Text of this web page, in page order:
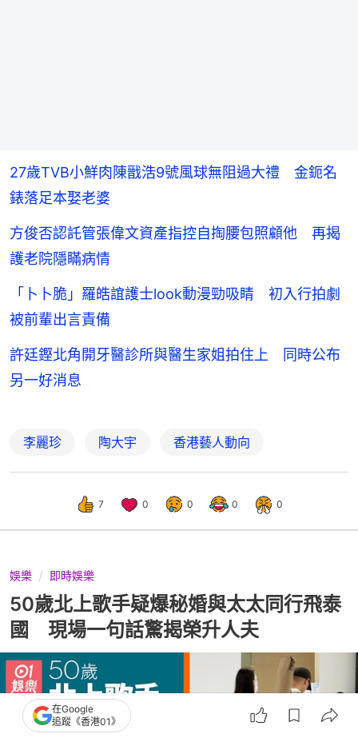
27歲TVB小鮮肉陳戩浩9號風球無阻過大禮 金鈪名
錶落足本娶老婆
方俊否認託管張偉文資產指控自掏腰包照顧他 再揭
護老院隱瞞病情
「卜卜脆」羅皓誼護士look動漫勁吸睛 初入行拍劇
被前輩出言責備
許廷鏗北角開牙醫診所與醫生家姐拍住上 同時公布
另一好消息
李麗珍 陶大宇 香港藝人動向
7 0 0 0 0
娛樂 即時娛樂
50歲北上歌手疑爆秘婚與太太同行飛泰
國 現場一句話驚揭榮升人夫
在Google
追蹤《香港01》